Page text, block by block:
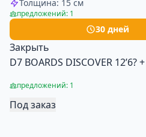
Толщина: 15 см
предложений: 1
30 дней
Закрыть
D7 BOARDS DISCOVER
предложений: 1
Под заказ